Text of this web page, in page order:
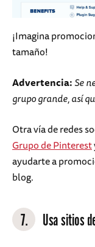
¡Imagina
tamaño!
Advertencia:Se
grupo grande, así
Otra vía de redes
Grupo de Pinterest
ayudarte a
blog.
7. Usa sitios